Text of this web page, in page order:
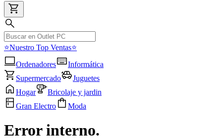
⭐Nuestro Top Ventas⭐
Ordenadores
Informática
Supermercado
Juguetes
Hogar
Bricolaje y jardin
Gran Electro
Moda
Error interno.